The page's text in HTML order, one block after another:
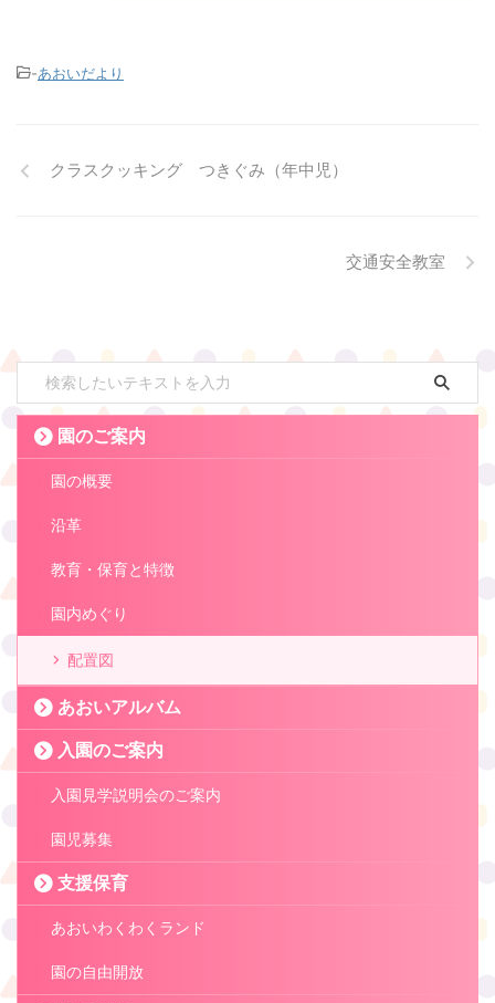
-あおいだより
クラスクッキング つきぐみ（年中児）
交通安全教室
園のご案内
園の概要
沿革
教育・保育と特徴
園内めぐり
配置図
あおいアルバム
入園のご案内
入園見学説明会のご案内
園児募集
支援保育
あおいわくわくランド
園の自由開放